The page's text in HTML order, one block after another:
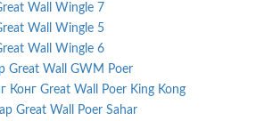
Wall Wingle 7
Wall Wingle 5
Wall Wingle 6
Great Wall GWM Poer
Great Wall Poer King Kong
Great Wall Poer Sahar